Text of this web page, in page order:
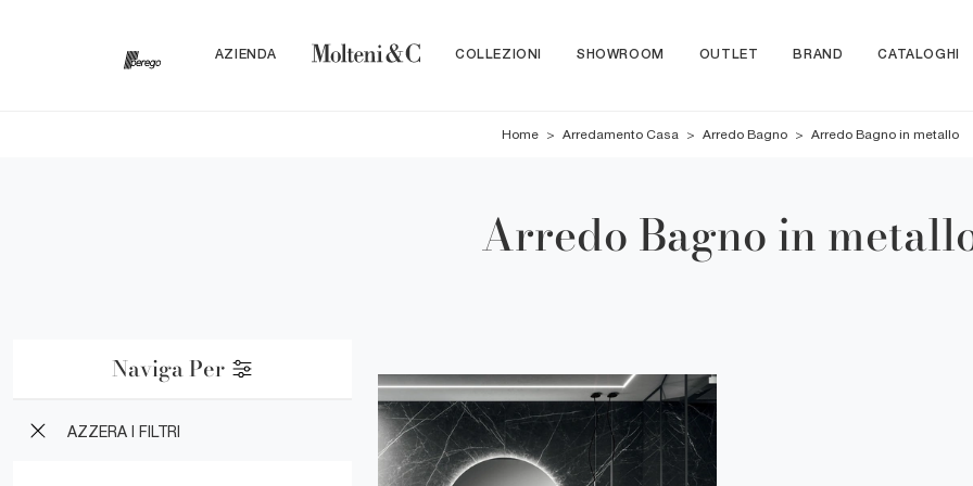
AZIENDA COLLEZIONI SHOWROOM OUTLET BRAND CATALOGHI
Home > Arredamento Casa > Arredo Bagno > Arredo Bagno in metallo
Arredo Bagno in
Naviga Per
AZZERA I FILTRI